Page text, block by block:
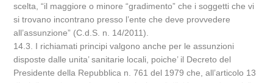
scelta, “il maggiore o minore “gradimento” che i soggetti che vi
si trovano incontrano presso l’ente che deve provvedere
all’assunzione” (C.d.S. n. 14/2011).
14.3. I richiamati principi valgono anche per le assunzioni
disposte dalle unita’ sanitarie locali, poiche’ il Decreto del
Presidente della Repubblica n. 761 del 1979 che, all’articolo 13